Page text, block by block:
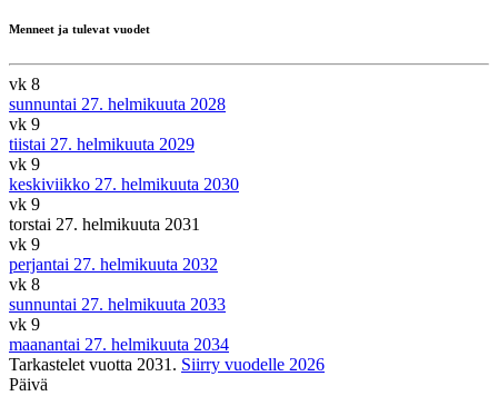
Menneet ja tulevat vuodet
vk 8
sunnuntai 27. helmikuuta 2028
vk 9
tiistai 27. helmikuuta 2029
vk 9
keskiviikko 27. helmikuuta 2030
vk 9
torstai 27. helmikuuta 2031
vk 9
perjantai 27. helmikuuta 2032
vk 8
sunnuntai 27. helmikuuta 2033
vk 9
maanantai 27. helmikuuta 2034
Tarkastelet vuotta 2031. Siirry vuodelle 2026
Päivä